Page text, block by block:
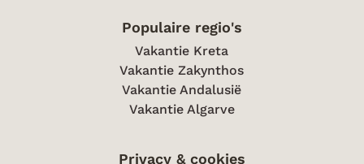
Populaire regio's
Vakantie Kreta
Vakantie Zakynthos
Vakantie Andalusië
Vakantie Algarve
Privacy & cookies